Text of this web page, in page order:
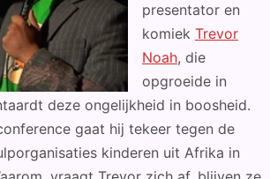
presentator en
komiek Trevor
Noah, die
opgroeide in
deze ongelijkheid in boosheid.
gaat hij tekeer tegen de
kinderen uit Afrika in